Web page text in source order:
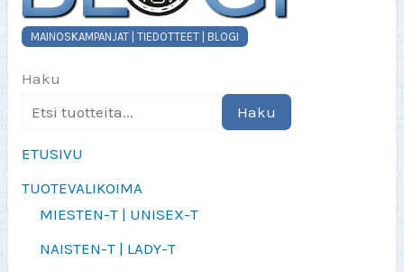
MAINOSKAMPANJAT | TIEDOTTEET | BLOGI
Haku
Haku
ETUSIVU
TUOTEVALIKOIMA
MIESTEN-T | UNISEX-T
NAISTEN-T | LADY-T